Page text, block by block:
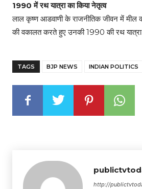
1990 में रथ यात्रा का किया नेतृत्व
लाल कृष्ण आडवाणी के राजनीतिक जीवन में मील
की वकालत करते हुए उनकी 1990 की रथ यात्रा
TAGS BJP NEWS INDIAN POLITICS
http://